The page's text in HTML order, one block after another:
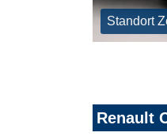
Standort
Renault